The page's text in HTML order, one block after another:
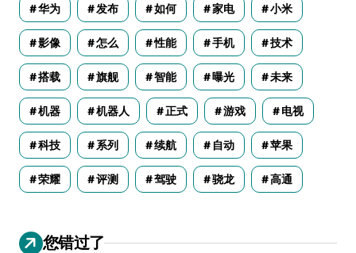
华为 发布 如何 家电 小米
影像 怎么 性能 手机 技术
搭载 旗舰 智能 曝光 未来
机器 机器人 正式 游戏 电视
科技 系列 续航 自动 苹果
荣耀 评测 驾驶 骁龙 高通
您错过了